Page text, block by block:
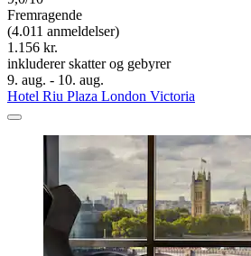
Fremragende
(4.011 anmeldelser)
1.156 kr.
inkluderer skatter og gebyrer
9. aug. - 10. aug.
Hotel Riu Plaza London Victoria